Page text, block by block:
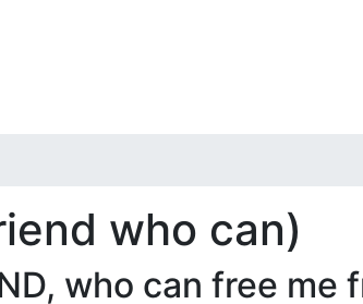
who can)
who can free